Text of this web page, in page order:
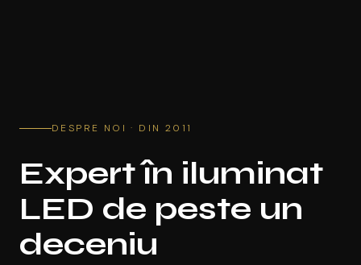
DESPRE NOI · DIN 2011
Expert în iluminat
LED de peste un
deceniu